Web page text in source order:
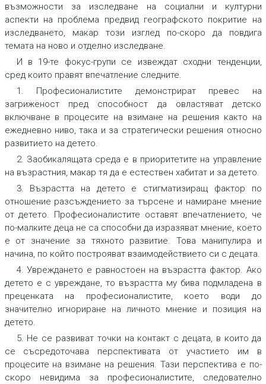
възможности за изследване на социални и културни
аспекти на проблема предвид географското покритие на
изследването, макар този изглед по-скоро да повдига
темата на ново и отделно изследване.
И в 19-те фокус-групи се извеждат сходни тенденции,
сред които правят впечатление следните.
1. Професионалистите демонстрират превес на
загриженост пред способност да овластяват детско
включване в процесите на взимане на решения както на
ежедневно ниво, така и за стратегически решения относно
развитието на детето.
2. Заобикалящата среда е в приоритетите на управление
на възрастния, макар тя да е естествен хабитат и за детето.
3. Възрастта на детето е стигматизиращ фактор по
отношение разсъждението за търсене и намиране мнение
от детето. Професионалистите оставят впечатлението, че
по-малките деца не са способни да изразяват мнение, което
е от значение за тяхното развитие. Това манипулира и
начина, по който построяват взаимодействието си с децата.
4. Увреждането е равностоен на възрастта фактор. Ако
детето е с увреждане, то възрастта му бива подмладена в
преценката на професионалистите, което води до
значително игнориране на личното мнение и позиция на
детето.
5. Не се развиват точки на контакт с децата, в които да
се съсредоточава перспективата от участието им в
процесите на взимане на решения. Тази перспектива е по-
скоро невидима за професионалистите, следователно